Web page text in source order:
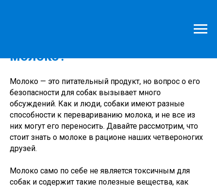
молоко?
Молоко — это питательный продукт, но вопрос о его
безопасности для собак вызывает много
обсуждений. Как и люди, собаки имеют разные
способности к перевариванию молока, и не все из
них могут его переносить. Давайте рассмотрим, что
стоит знать о молоке в рационе наших четвероногих
друзей.
Молоко само по себе не является токсичным для
собак и содержит такие полезные вещества, как